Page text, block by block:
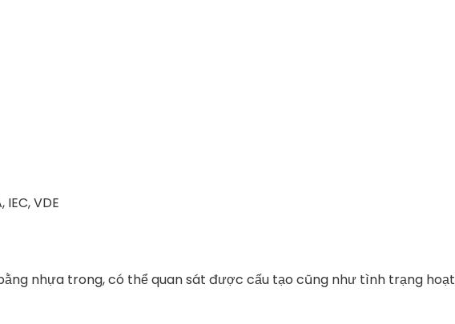
IEC, VDE
nhựa trong, có thể quan sát được cấu tạo cũng như tình trạng hoạt